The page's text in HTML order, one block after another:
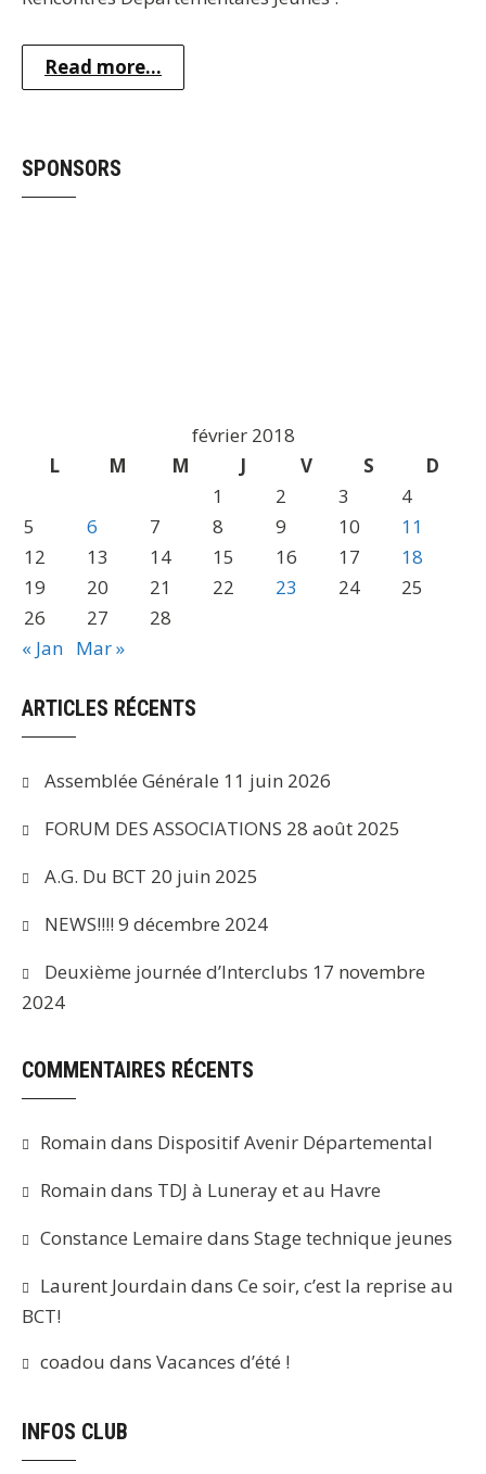
Read more...
SPONSORS
février 2018
L
M M J V S
D
1
2 3
4
5
6 7 8 9 10
11
12
13 14 15 16 17
18
19
20 21 22 23 24
25
26
27
28
« Jan Mar »
ARTICLES RÉCENTS
Assemblée Générale 11 juin 2026
FORUM DES ASSOCIATIONS 28 août 2025
A.G. Du BCT 20 juin 2025
NEWS!!!! 9 décembre 2024
Deuxième journée d’Interclubs 17 novembre
2024
COMMENTAIRES RÉCENTS
Romain dans Dispositif Avenir Départemental
Romain dans TDJ à Luneray et au Havre
Constance Lemaire dans Stage technique jeunes
Laurent Jourdain dans Ce soir, c’est la reprise au
BCT!
coadou dans Vacances d’été !
INFOS CLUB